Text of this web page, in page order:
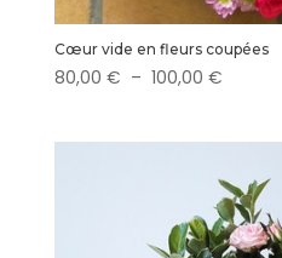
Cœur vide en fleurs coupées
80,00 € – 100,00 €Plage
à
100,00 €